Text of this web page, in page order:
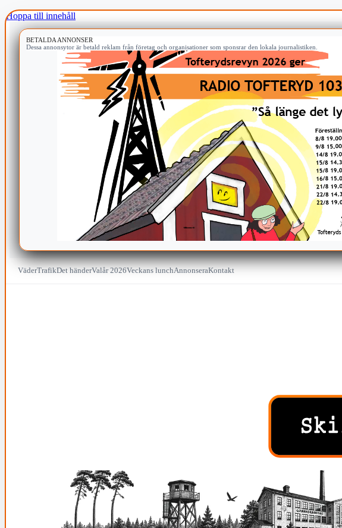
Hoppa till innehåll
BETALDA ANNONSER
Dessa annonsytor är betald reklam från företag och organisationer som sponsrar den lokala journalistiken.
VäderTrafikDet händerValår 2026Veckans lunchAnnonseraKontakt